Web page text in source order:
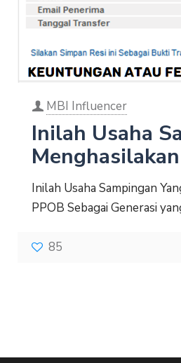
MBI Influencer
Inilah Usaha
Inilah Usaha Sampingan
PPOB Sebagai Generasi
85